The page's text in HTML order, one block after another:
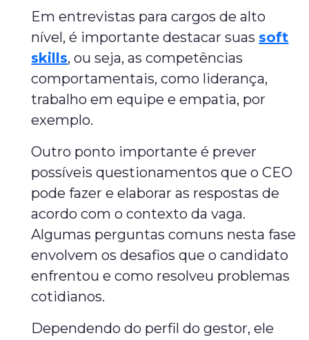
Em entrevistas para cargos de alto
nível, é importante destacar suas soft
skills, ou seja, as competências
comportamentais, como liderança,
trabalho em equipe e empatia, por
exemplo.
Outro ponto importante é prever
possíveis questionamentos que o CEO
pode fazer e elaborar as respostas de
acordo com o contexto da vaga.
Algumas perguntas comuns nesta fase
envolvem os desafios que o candidato
enfrentou e como resolveu problemas
cotidianos.
Dependendo do perfil do gestor, ele